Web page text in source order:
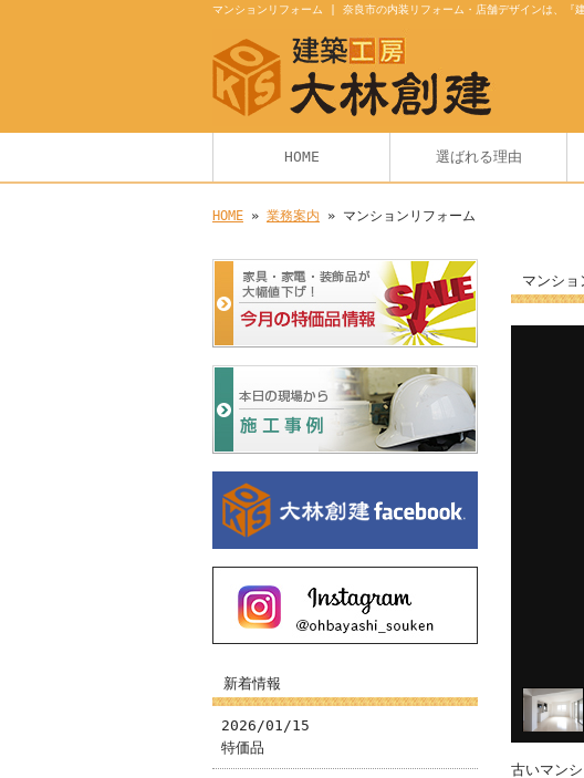
マンションリフォーム | 奈良市の内装リフォーム・店舗デザインは、『
HOME 選ばれる理由
HOME » 業務案内 » マンションリフォーム
マンショ
古いマン
新着情報
2026/01/15
特価品